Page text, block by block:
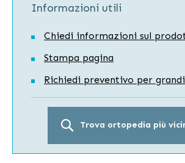
Informazioni utili
Chiedi informazioni sul
Stampa pagina
Richiedi preventivo per
Trova ortopedia più